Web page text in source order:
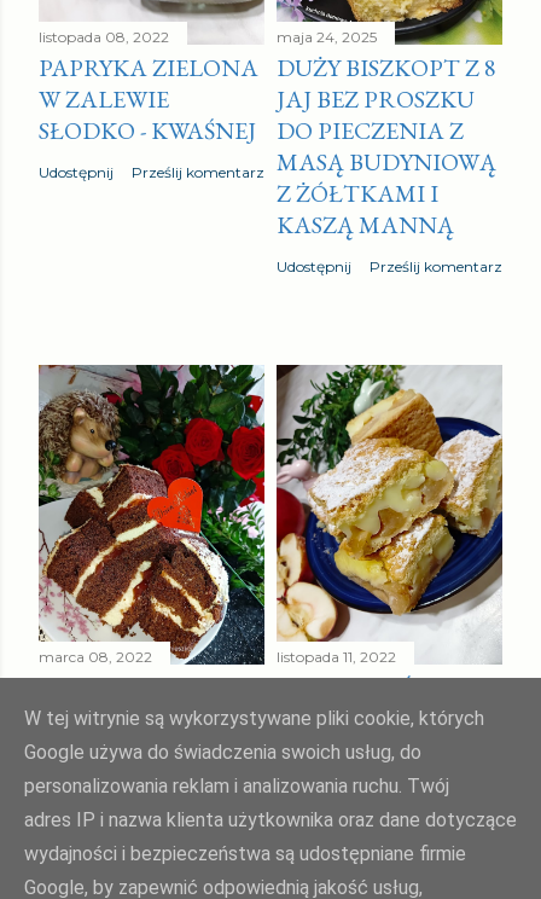
listopada 08, 2022
PAPRYKA ZIELONA
W ZALEWIE
SŁODKO - KWAŚNEJ
Udostępnij Prześlij komentarz
maja 24, 2025
DUŻY BISZKOPT Z 8
JAJ BEZ PROSZKU
DO PIECZENIA Z
MASĄ BUDYNIOWĄ
Z ŻÓŁTKAMI I
KASZĄ MANNĄ
Udostępnij Prześlij komentarz
marca 08, 2022
MURZYNEK Z
KREMEM Z KASZY
MANNY
Udostępnij 2 komentarze
listopada 11, 2022
CIASTO " UŚMIECH
TEŚCIOWEJ "
Udostępnij 4 komentarze
W tej witrynie są wykorzystywane pliki cookie, których
Google używa do świadczenia swoich usług, do
personalizowania reklam i analizowania ruchu. Twój
adres IP i nazwa klienta użytkownika oraz dane dotyczące
wydajności i bezpieczeństwa są udostępniane firmie
Google, by zapewnić odpowiednią jakość usług,